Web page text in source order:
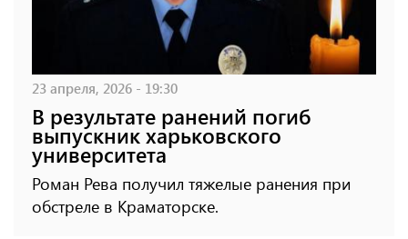
23 апреля, 2026 - 19:30
В результате ранений погиб
выпускник харьковского
университета
Роман Рева получил тяжелые ранения при
обстреле в Краматорске.